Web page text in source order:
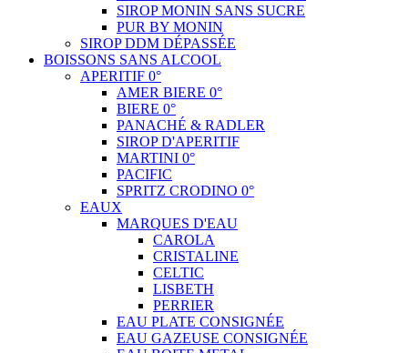
SIROP MONIN SANS SUCRE
PUR BY MONIN
SIROP DDM DÉPASSÉE
BOISSONS SANS ALCOOL
APERITIF 0°
AMER BIERE 0°
BIERE 0°
PANACHÉ & RADLER
SIROP D'APERITIF
MARTINI 0°
PACIFIC
SPRITZ CRODINO 0°
EAUX
MARQUES D'EAU
CAROLA
CRISTALINE
CELTIC
LISBETH
PERRIER
EAU PLATE CONSIGNÉE
EAU GAZEUSE CONSIGNÉE